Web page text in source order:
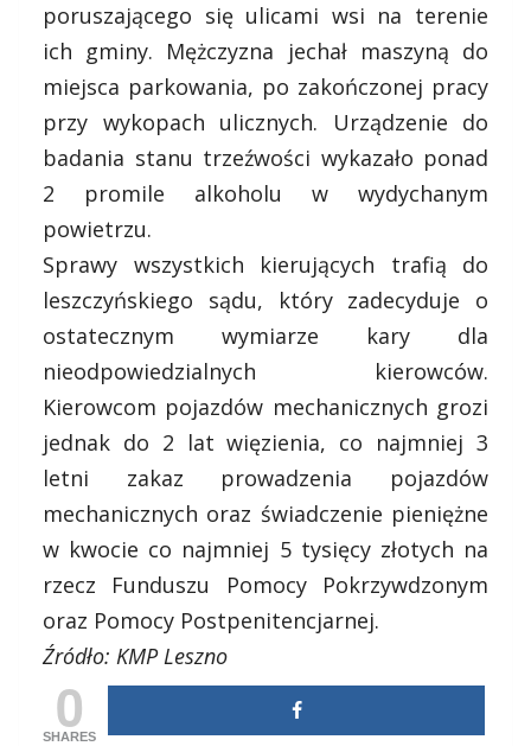
poruszającego się ulicami wsi na terenie
ich gminy. Mężczyzna jechał maszyną do
miejsca parkowania, po zakończonej pracy
przy wykopach ulicznych. Urządzenie do
badania stanu trzeźwości wykazało ponad
2 promile alkoholu w wydychanym
powietrzu.
Sprawy wszystkich kierujących trafią do
leszczyńskiego sądu, który zadecyduje o
ostatecznym wymiarze kary dla
nieodpowiedzialnych kierowców.
Kierowcom pojazdów mechanicznych grozi
jednak do 2 lat więzienia, co najmniej 3
letni zakaz prowadzenia pojazdów
mechanicznych oraz świadczenie pieniężne
w kwocie co najmniej 5 tysięcy złotych na
rzecz Funduszu Pomocy Pokrzywdzonym
oraz Pomocy Postpenitencjarnej.
Źródło: KMP Leszno
0
SHARES